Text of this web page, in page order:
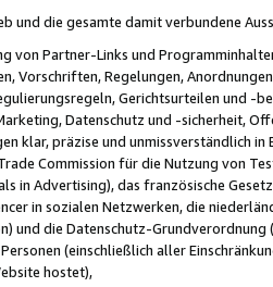
und die gesamte damit verbundene
von Partner-Links und
Vorschriften, Regelungen,
Gerichtsurteilen und -
Datenschutz und -sicherheit,
klar, präzise und unmissverständlich
Commission für die Nutzung von
in Advertising), das französische
in sozialen Netzwerken, die
und die Datenschutz-
(einschließlich aller
hostet),